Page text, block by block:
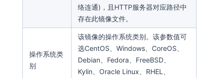
络连通)，且HTTP服务器对应路径中
存在此镜像文件。
操作系统类
别
该镜像的操作系统类别。该参数值可
选CentOS、Windows、CoreOS、
Debian、Fedora、FreeBSD、
Kylin、Oracle Linux、RHEL、